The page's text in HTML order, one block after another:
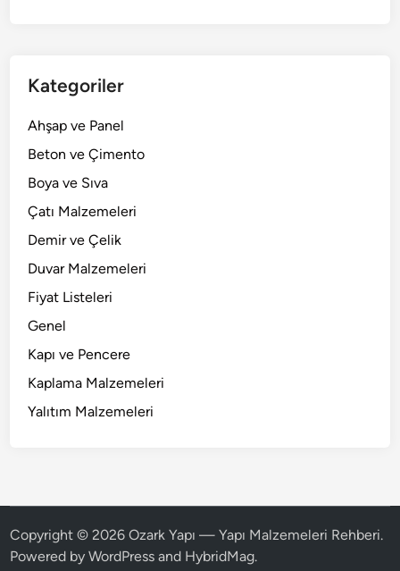
Kategoriler
Ahşap ve Panel
Beton ve Çimento
Boya ve Sıva
Çatı Malzemeleri
Demir ve Çelik
Duvar Malzemeleri
Fiyat Listeleri
Genel
Kapı ve Pencere
Kaplama Malzemeleri
Yalıtım Malzemeleri
Copyright © 2026Ozark Yapı — Yapı Malzemeleri Rehberi.
Powered byWordPress and HybridMag.